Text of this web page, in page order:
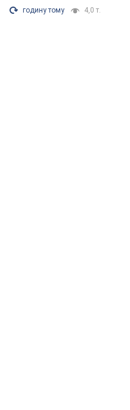
годину тому 4,0 т.